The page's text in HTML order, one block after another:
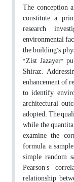
The conception
constitute a
research
environmental
the building’s
"Zist Jazayer"
Shiraz.
enhancement of
to identify
architectural
adopted. The
while the
examine the
formula, a
simple random
Pearson’s
relationship